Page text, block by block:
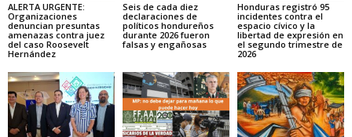
ALERTA URGENTE:
Organizaciones
denuncian presuntas
amenazas contra juez
del caso Roosevelt
Hernández
Seis de cada diez
declaraciones de
políticos hondureños
durante 2026 fueron
falsas y engañosas
Honduras registró 95
incidentes contra el
espacio cívico y la
libertad de expresión en
el segundo trimestre de
2026